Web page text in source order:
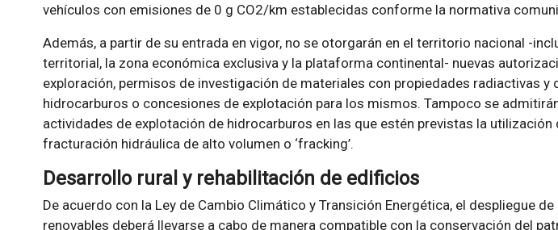
vehículos con emisiones de 0 g CO2/km establecidas conforme la normativa
Además, a partir de su entrada en vigor, no se otorgarán en el territorio nacional -
territorial, la zona económica exclusiva y la plataforma continental- nuevas
exploración, permisos de investigación de materiales con propiedades radiactivas y
hidrocarburos o concesiones de explotación para los mismos. Tampoco se
actividades de explotación de hidrocarburos en las que estén previstas la utilización
fracturación hidráulica de alto volumen o ‘fracking’.
Desarrollo rural y rehabilitación de edificios
De acuerdo con la Ley de Cambio Climático y Transición Energética, el despliegue
renovables deberá llevarse a cabo de manera compatible con la conservación del